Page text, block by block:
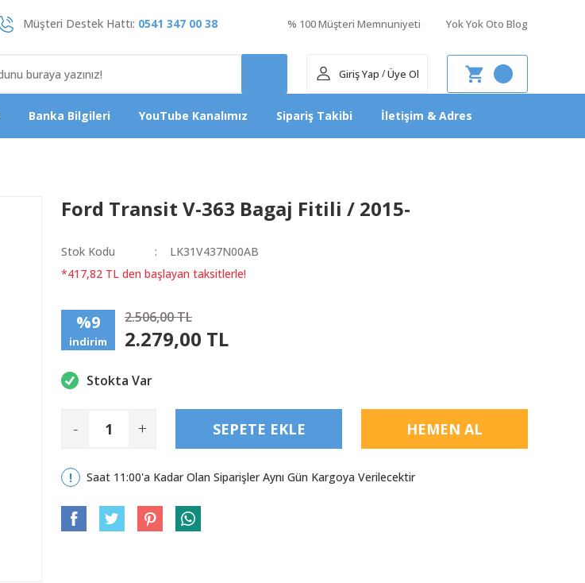
Müşteri Destek Hattı: 0541 347 00 38 % 100 Müşteri Memnuniyeti Yok Yok Oto Blog
Giriş Yap /Üye Ol
Banka Bilgileri YouTube Kanalımız Sipariş Takibi İletişim & Adres
Ford Transit V-363 Bagaj Fitili / 2015-
Stok Kodu
LK31V437N00AB
*417,82 TL den başlayan taksitlerle!
%9
indirim
2.506,00 TL
2.279,00 TL
Stokta Var
- + SEPETE EKLE HEMEN AL
Saat 11:00'a Kadar Olan Siparişler Aynı Gün Kargoya Verilecektir